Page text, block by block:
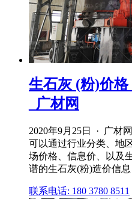
生石灰 (粉)价
_广材网
2020年9月25日 · 广材
可以通过行业分类、地
场价格、信息价、以及
谱的生石灰(粉)造价信
联系电话: 180 3780 8511